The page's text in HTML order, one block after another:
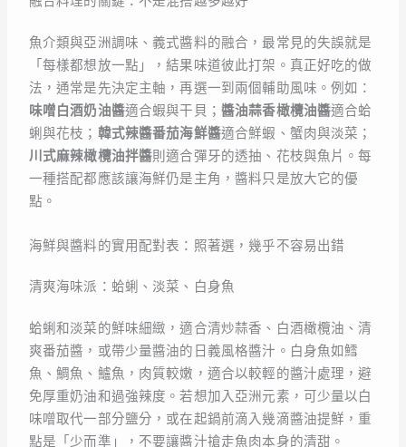
魚介類與亞洲調味、義式醬料的融合，最常見的失誤就是
「每樣都想放一點」，結果味道彼此打架。真正好吃的做
法，通常是先決定主軸，再選一到兩個輔助風味。例如：
味噌白酒奶油醬適合蝦與干貝； 醬油蒜香橄欖油醬適合蛤
蜊與花枝； 韓式辣醬番茄海鮮醬適合鮮蝦、蟹肉與淡菜；
川式麻辣橄欖油拌醬則適合彈牙的透抽、花枝與魚片。每
一種搭配都應該讓海鮮仍是主角，醬料只是放大它的優
點。
海鮮與醬料的實用配對表：照著選，幾乎不容易出錯
清爽海味派：蛤蜊、淡菜、白身魚
蛤蜊和淡菜的鮮味細緻，適合清炒蒜香、白酒橄欖油、清
爽番茄醬，或帶少量醬油的日義風格醬汁。白身魚如鱈
魚、鯛魚、鱸魚，肉質較嫩，適合以較輕的醬汁處理，避
免厚重奶油和過強辣度。若想加入亞洲元素，可少量以白
味噌取代一部分鹽分，或在起鍋前滴入幾滴醬油提鮮，重
點是「少而準」，不要讓醬汁搶走魚肉本身的清甜。